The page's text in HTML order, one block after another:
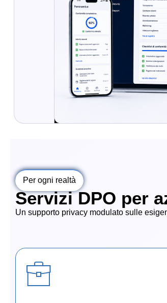
Per ogni realtà
Servizi DPO per
Un supporto privacy modulato sulle